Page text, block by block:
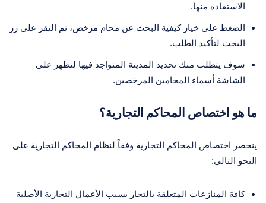
الاستفادة منها.
الضغط على خيار كيفية البحث عن محام مرخص، ثم النقر على زر
البحث لتأكيد الطلب.
سوف يتطلب منك تحديد المدينة المتواجد فيها لتظهر على
الشاشة أسماء المحامين المرخصين.
ما هو اختصاص المحاكم التجارية؟
ينحصر اختصاص المحاكم التجارية وفقاً لنظام المحاكم التجارية على
النحو التالي:
كافة المنازعات المتعلقة بالتجار بسبب الأعمال التجارية الأصلية